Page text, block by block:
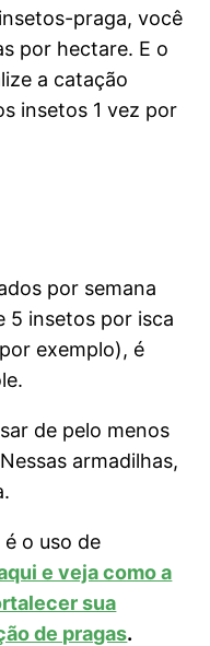
praga, você
por hectare. E o
a catação
insetos 1 vez por
por semana
5 insetos por isca
exemplo), é
de pelo menos
armadilhas,
o uso de
e veja como a
sua
de pragas.